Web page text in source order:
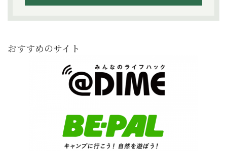
おすすめのサイト